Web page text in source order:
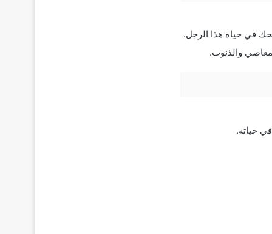
في حياة هذا الرجل.
والذنوب.
حياته.